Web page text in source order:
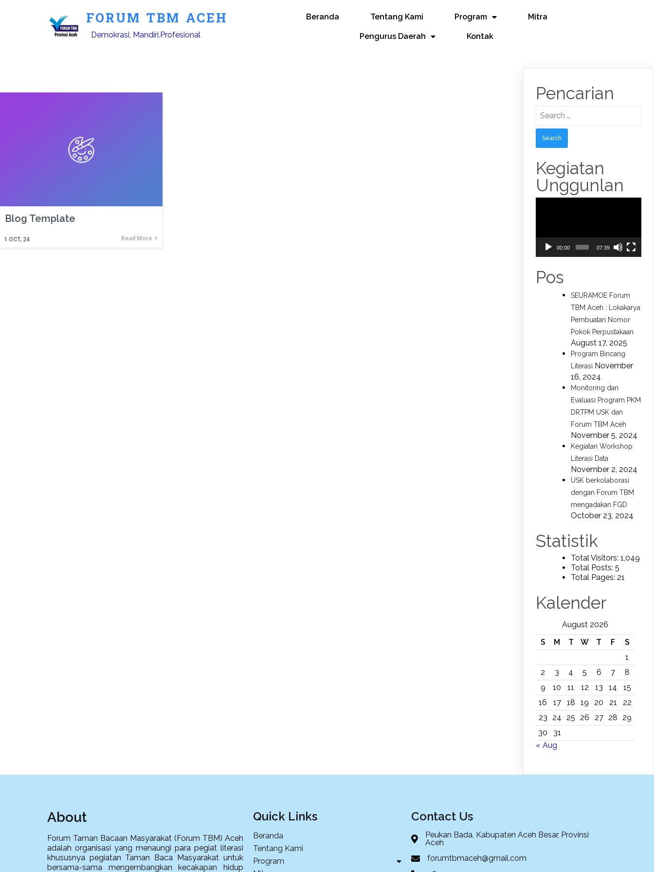
FORUM TBM ACEH
Demokrasi, Mandiri,Profesional
Beranda Tentang Kami Program Mitra
Pengurus Daerah Kontak
Blog Template
1 OCT, 24 Read More
Pencarian
for:
Kegiatan
Unggunlan
00:00 07:39
Pos
SEURAMOE Forum
TBM Aceh : Lokakarya
Pembuatan Nomor
Pokok Perpustakaan
August 17, 2025
Program Bincang
Literasi November
16, 2024
Monitoring dan
Evaluasi Program PKM
DRTPM USK dan
Forum TBM Aceh
November 5, 2024
Kegiatan Workshop
Literasi Data
November 2, 2024
USK berkolaborasi
dengan Forum TBM
mengadakan FGD
October 23, 2024
Statistik
Total Visitors:1,049
Total Posts:5
Total Pages: 21
Kalender
August 2026
S
M T W T F
S
1
2
3 4 5 6 7
8
9
10 11 12 13 14
15
16
17 18 19 20 21
22
23
24 25 26 27 28
29
30
31
« Aug
About
Forum Taman Bacaan Masyarakat (Forum TBM) Aceh
adalah organisasi yang menaungi para pegiat literasi
khususnya pegiatan Taman Baca Masyarakat untuk
bersama-sama mengembangkan kecakapan hidup
Quick Links
Beranda
Tentang Kami
Program
Contact Us
Peukan Bada, Kabupaten Aceh Besar, Provinsi
Aceh
forumtbmaceh@gmail.com